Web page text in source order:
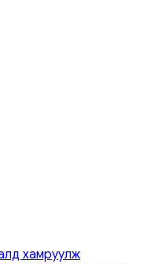
хамруулж